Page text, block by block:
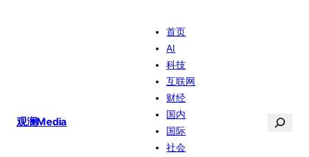
观澜Media
首页
AI
科技
互联网
财经
国内
国际
社会
搜